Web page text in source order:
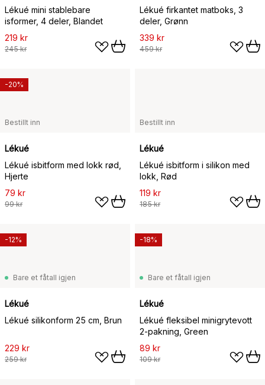
Lékué mini stablebare
isformer, 4 deler, Blandet
219 kr
245 kr
Lékué firkantet matboks, 3
deler, Grønn
339 kr
459 kr
Bestillt inn
Lékué
Lékué isbitform med lokk rød,
Hjerte
79 kr
99 kr
-20%
Bestillt inn
Lékué
Lékué isbitform i silikon med
lokk, Rød
119 kr
185 kr
Bare et fåtall igjen
Lékué
Lékué silikonform 25 cm, Brun
229 kr
259 kr
-12%
Bare et fåtall igjen
Lékué
Lékué fleksibel minigrytevott
2-pakning, Green
89 kr
109 kr
-18%